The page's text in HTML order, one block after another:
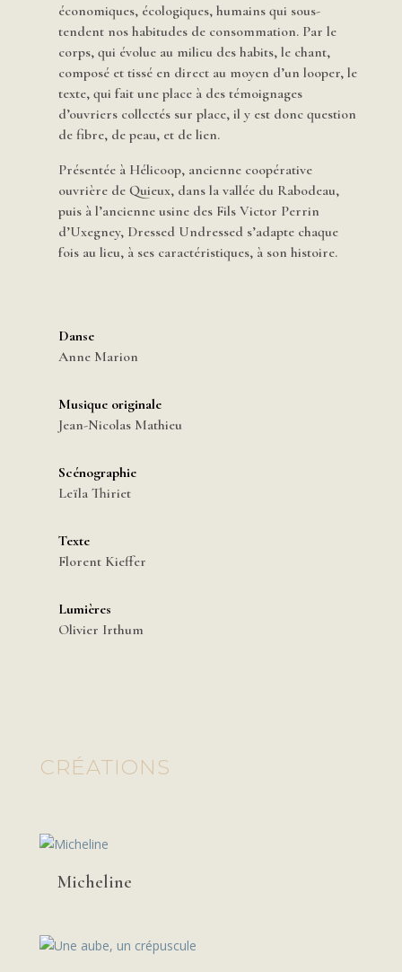
économiques, écologiques, humains qui sous-
tendent nos habitudes de consommation. Par le
corps, qui évolue au milieu des habits, le chant,
composé et tissé en direct au moyen d’un looper, le
texte, qui fait une place à des témoignages
d’ouvriers collectés sur place, il y est donc question
de fibre, de peau, et de lien.
Présentée à Hélicoop, ancienne coopérative
ouvrière de Quieux, dans la vallée du Rabodeau,
puis à l’ancienne usine des Fils Victor Perrin
d’Uxegney, Dressed Undressed s’adapte chaque
fois au lieu, à ses caractéristiques, à son histoire.
Danse
Anne Marion
Musique originale
Jean-Nicolas Mathieu
Scénographie
Leïla Thiriet
Texte
Florent Kieffer
Lumières
Olivier Irthum
CRÉATIONS
Micheline